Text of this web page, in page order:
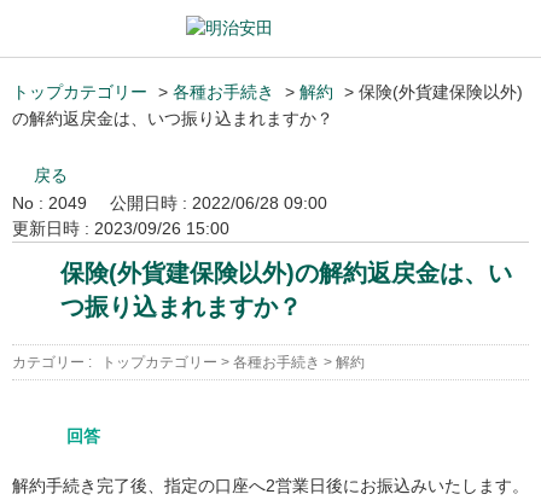
トップカテゴリー > 各種お手続き > 解約 > 保険(外貨建保険以外)
の解約返戻金は、いつ振り込まれますか？
戻る
No : 2049
公開日時 : 2022/06/28 09:00
更新日時 : 2023/09/26 15:00
保険(外貨建保険以外)の解約返戻金は、い
つ振り込まれますか？
カテゴリー : トップカテゴリー > 各種お手続き > 解約
回答
解約手続き完了後、指定の口座へ2営業日後にお振込みいたします。